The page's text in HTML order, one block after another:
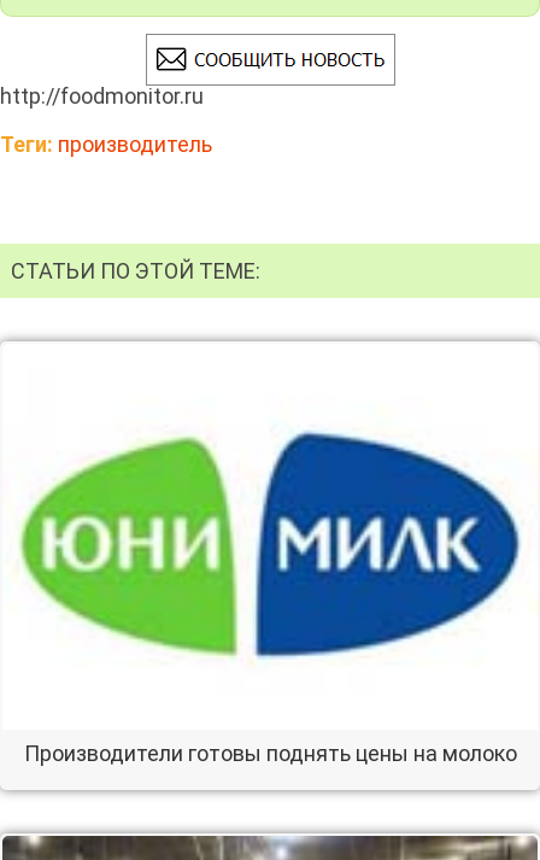
http://foodmonitor.ru
Теги: производитель
СТАТЬИ ПО ЭТОЙ ТЕМЕ:
Производители готовы поднять цены на молоко